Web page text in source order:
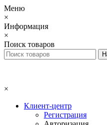
Меню
×
Информация
×
Поиск товаров
×
Клиент-центр
Регистрация